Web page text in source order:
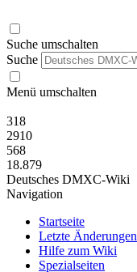
Suche umschalten
Suche
Menü umschalten
318
2910
568
18.879
Deutsches DMXC-Wiki
Navigation
Startseite
Letzte Änderungen
Hilfe zum Wiki
Spezialseiten